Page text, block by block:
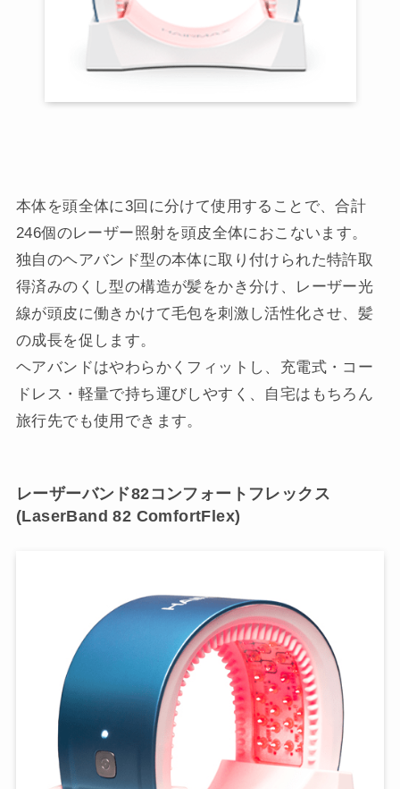
本体を頭全体に3回に分けて使用することで、合計
246個のレーザー照射を頭皮全体におこないます。
独自のヘアバンド型の本体に取り付けられた特許取
得済みのくし型の構造が髪をかき分け、レーザー光
線が頭皮に働きかけて毛包を刺激し活性化させ、髪
の成長を促します。
ヘアバンドはやわらかくフィットし、充電式・コー
ドレス・軽量で持ち運びしやすく、自宅はもちろん
旅行先でも使用できます。
レーザーバンド82コンフォートフレックス
(LaserBand 82 ComfortFlex)